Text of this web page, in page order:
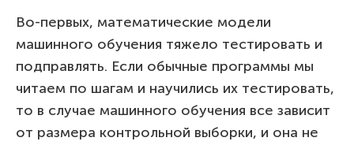
Во-первых, математические модели
машинного обучения тяжело тестировать и
подправлять. Если обычные программы мы
читаем по шагам и научились их тестировать,
то в случае машинного обучения все зависит
от размера контрольной выборки, и она не